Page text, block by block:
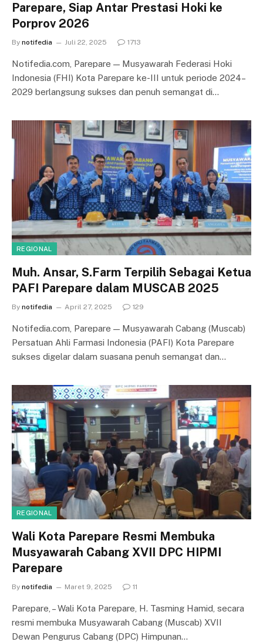
Parepare, Siap Antar Prestasi Hoki ke
Porprov 2026
By notifedia Juli 22, 2025 1713
Notifedia.com, Parepare — Musyawarah Federasi Hoki
Indonesia (FHI) Kota Parepare ke-III untuk periode 2024–
2029 berlangsung sukses dan penuh semangat di…
REGIONAL
Muh. Ansar, S.Farm Terpilih Sebagai Ketua
PAFI Parepare dalam MUSCAB 2025
By notifedia April 27, 2025 129
Notifedia.com, Parepare — Musyawarah Cabang (Muscab)
Persatuan Ahli Farmasi Indonesia (PAFI) Kota Parepare
sukses digelar dalam suasana penuh semangat dan…
REGIONAL
Wali Kota Parepare Resmi Membuka
Musyawarah Cabang XVII DPC HIPMI
Parepare
By notifedia Maret 9, 2025 11
Parepare, – Wali Kota Parepare, H. Tasming Hamid, secara
resmi membuka Musyawarah Cabang (Muscab) XVII
Dewan Pengurus Cabang (DPC) Himpunan…